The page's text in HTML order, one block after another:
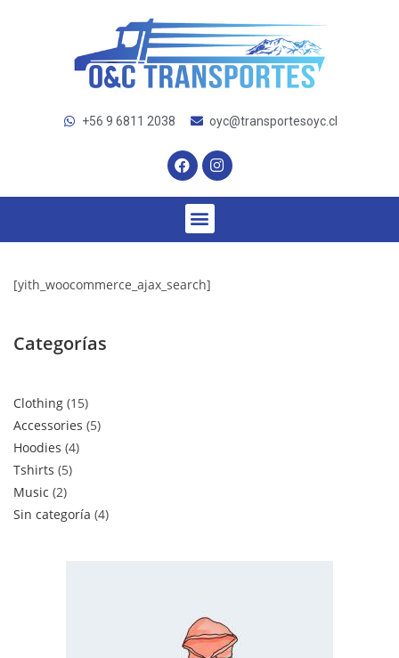
+56 9 6811 2038 oyc@transportesoyc.cl
[yith_woocommerce_ajax_search]
Categorías
Clothing 15
Accessories 5
Hoodies 4
Tshirts 5
Music 2
Sin categoría 4